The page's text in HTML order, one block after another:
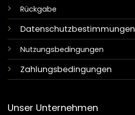
Rückgabe
Datenschutzbestimmungen
Nutzungsbedingungen
Zahlungsbedingungen
Unser Unternehmen